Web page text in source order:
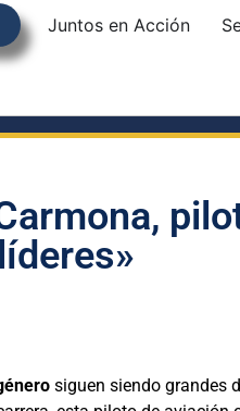
Juntos en Acción
siguen siendo grandes